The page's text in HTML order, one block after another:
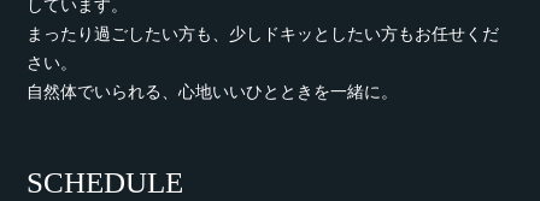
しています。
まったり過ごしたい方も、少しドキッとしたい方もお任せくだ
さい。
自然体でいられる、心地いいひとときを一緒に。
SCHEDULE